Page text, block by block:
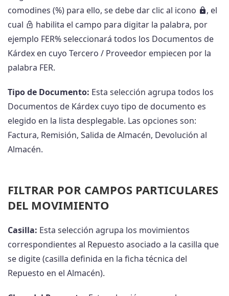
comodines (%) para ello, se debe dar clic al icono
, el
cual
habilita el campo para digitar la palabra, por
ejemplo FER% seleccionará todos los Documentos de
Kárdex en cuyo Tercero / Proveedor empiecen por la
palabra FER.
Tipo de Documento: Esta selección agrupa todos los
Documentos de Kárdex cuyo tipo de documento es
elegido en la lista desplegable. Las opciones son:
Factura, Remisión, Salida de Almacén, Devolución al
Almacén.
FILTRAR POR CAMPOS PARTICULARES
DEL MOVIMIENTO
Casilla: Esta selección agrupa los movimientos
correspondientes al Repuesto asociado a la casilla que
se digite (casilla definida en la ficha técnica del
Repuesto en el Almacén).